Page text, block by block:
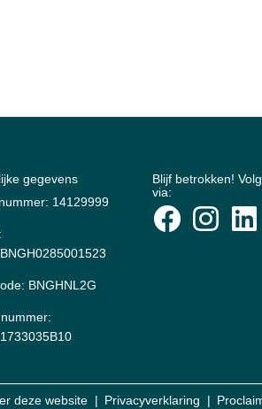
gegevens
14129999
BNGHNL2G
Blijf betrokken!
via:
deze website Privacyverklaring